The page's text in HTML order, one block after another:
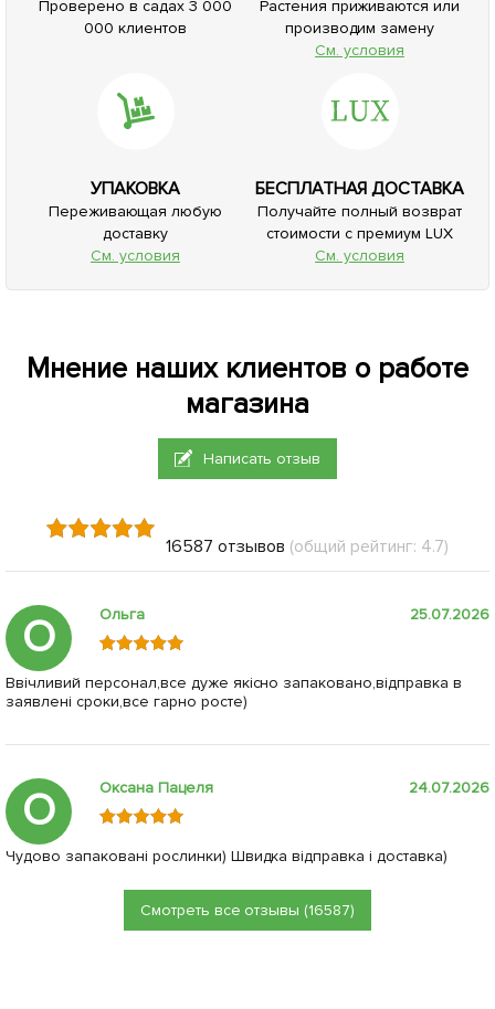
Проверено в садах 3 000
000 клиентов
Растения приживаются или
производим замену
См. условия
УПАКОВКА
Переживающая любую
доставку
См. условия
БЕСПЛАТНАЯ ДОСТАВКА
Получайте полный возврат
стоимости с премиум LUX
См. условия
Мнение наших клиентов о работе
магазина
Написать отзыв
16587 отзывов (общий рейтинг: 4.7)
О Ольга 25.07.2026
Ввічливий персонал,все дуже якісно запаковано,відправка в
заявлені сроки,все гарно росте)
О Оксана Пацеля 24.07.2026
Чудово запаковані рослинки) Швидка відправка і доставка)
Смотреть все отзывы (16587)